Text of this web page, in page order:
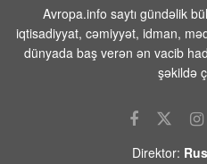
əmr edir
07 AVQUST 2026 /
Hindistanda
nəticəsində
07 AVQUST 2026 / 8:02
ABŞ prezidenti
Avropa.info saytı gündəlik
iqtisadiyyat, cəmiyyət, idman,
dünyada baş verən ən vacib
şəkildə
Direktor: